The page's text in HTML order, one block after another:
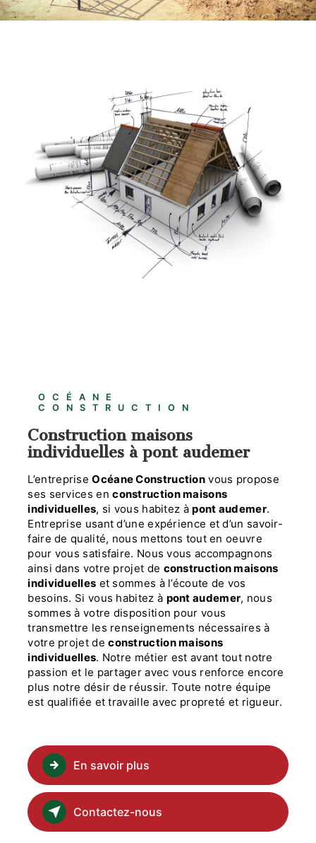
OCÉANE
CONSTRUCTION
construction maisons
individuelles à pont audemer
L’entrepriseOcéane Construction vous propose
ses services enconstruction maisons
individuelles, si vous habitez àpont audemer.
Entreprise usant d’une expérience et d’un savoir-
faire de qualité, nous mettons tout en oeuvre
pour vous satisfaire. Nous vous accompagnons
ainsi dans votre projet de construction maisons
individuelles et sommes à l’écoute de vos
besoins. Si vous habitez à pont audemer, nous
sommes à votre disposition pour vous
transmettre les renseignements nécessaires à
votre projet deconstruction maisons
individuelles. Notre métier est avant tout notre
passion et le partager avec vous renforce encore
plus notre désir de réussir. Toute notre équipe
est qualifiée et travaille avec propreté et rigueur.
En savoir plus
Contactez-nous